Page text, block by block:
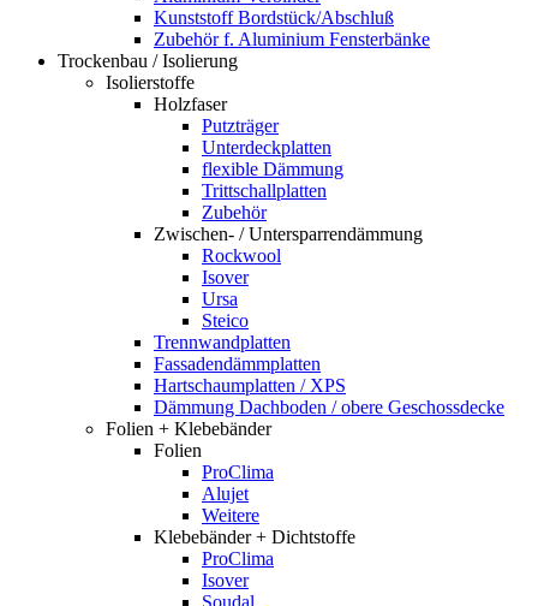
Kunststoff Bordstück/Abschluß
Zubehör f. Aluminium Fensterbänke
Trockenbau / Isolierung
Isolierstoffe
Holzfaser
Putzträger
Unterdeckplatten
flexible Dämmung
Trittschallplatten
Zubehör
Zwischen- / Untersparrendämmung
Rockwool
Isover
Ursa
Steico
Trennwandplatten
Fassadendämmplatten
Hartschaumplatten / XPS
Dämmung Dachboden / obere Geschossdecke
Folien + Klebebänder
Folien
ProClima
Alujet
Weitere
Klebebänder + Dichtstoffe
ProClima
Isover